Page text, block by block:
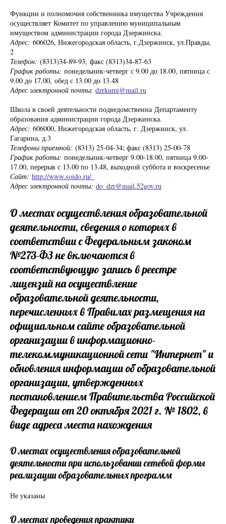
Функции и полномочия собственника имущества Учреждения
осуществляет Комитет по управлению муниципальным
имуществом администрации города Дзержинска.
Адрес: 606026, Нижегородская область, г.Дзержинск, ул.Правды,
2
Телефон: (8313)34-89-93, факс (8313)34-87-63
График работы: понедельник-четверг с 9.00 до 18.00, пятница с
9.00 до 17.00, обед с 13.00 до 13.48
Адрес электронной почты: dzrkumi@mail.ru
Школа в своей деятельности подведомственна Департаменту
образования администрации города Дзержинска.
Адрес: 606000, Нижегородская область, г. Дзержинск, ул.
Гагарина, д.3
Телефоны приемной: (8313) 25-04-34; факс (8313) 25-00-78
График работы: понедельник-четверг 9.00-18.00, пятница 9.00-
17.00, перерыв с 13.00 по 13.48, выходной суббота и воскресенье
Сайт: http://www.soido.ru/
Адрес электронной почты: do_dzr@mail.52gov.ru
О местах осуществления образовательной
деятельности, сведения о которых в
соответствии с Федеральным законом
№273-ФЗ не включаются в
соответствующую запись в реестре
лицензий на осуществление
образовательной деятельности,
перечисленных в Правилах размещения на
официальном сайте образовательной
организации в информационно-
телекоммуникационной сети "Интернет" и
обновления информации об образовательной
организации, утвержденных
постановлением Правительства Российской
Федерации от 20 октября 2021 г. № 1802, в
виде адреса места нахождения
О местах осуществления образовательной
деятельности при использовании сетевой формы
реализации образовательных программ
Не указаны
О местах проведения практики